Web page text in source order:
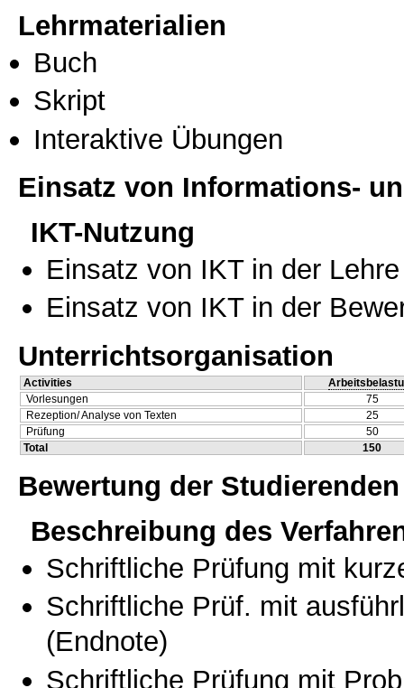
Lehrmaterialien
Buch
Skript
Interaktive Übungen
Einsatz von Informations-
IKT-Nutzung
Einsatz von IKT in der Lehre
Einsatz von IKT in der
Unterrichtsorganisation
Activities
Vorlesungen
75
Rezeption/ Analyse von Texten
25
Prüfung
50
Total
150
Bewertung der Studierenden
Beschreibung des
Schriftliche Prüfung mit
Schriftliche Prüf. mit
(Endnote)
Schriftliche Prüfung mit